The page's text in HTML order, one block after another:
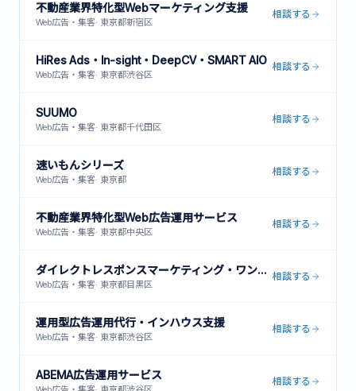
不動産業界特化型Webマーケティング支援
Web広告・集客· 東京都新宿区
相談する
HiRes Ads・In-sight・DeepCV・SMART AIO
Web広告・集客· 東京都渋谷区
相談する
SUUMO
Web広告・集客· 東京都千代田区
相談する
速いもんシリーズ
Web広告・集客· 東京都
相談する
不動産業界特化型Web広告運用サービス
Web広告・集客· 東京都中央区
相談する
ダイレクトレスポンスマーケティング・ワンストップサービス
Web広告・集客· 東京都目黒区
相談する
運用型広告運用代行・インハウス支援
Web広告・集客· 東京都渋谷区
相談する
ABEMA広告運用サービス 相談する